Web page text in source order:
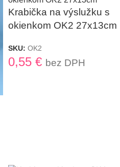
Krabička na výslužku s
okienkom OK2 27x13cm
SKU: OK2
0,55 € bez DPH